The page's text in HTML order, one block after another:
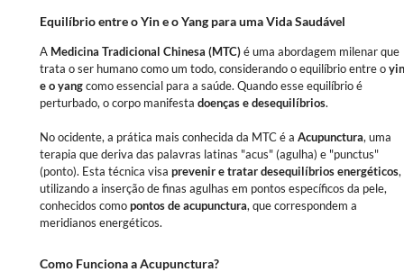
Equilíbrio entre o Yin e o Yang para uma Vida Saudável
A Medicina Tradicional Chinesa (MTC)é uma abordagem milenar que
trata o ser humano como um todo, considerando o equilíbrio entre oyin
e o yangcomo essencial para a saúde. Quando esse equilíbrio é
perturbado, o corpo manifesta doenças e desequilíbrios.
No ocidente, a prática mais conhecida da MTC é a Acupunctura, uma
terapia que deriva das palavras latinas "acus" (agulha) e "punctus"
(ponto). Esta técnica visa prevenir e tratar desequilíbrios energéticos,
utilizando a inserção de finas agulhas em pontos específicos da pele,
conhecidos comopontos de acupunctura, que correspondem a
meridianos energéticos.
Como Funciona a Acupunctura?